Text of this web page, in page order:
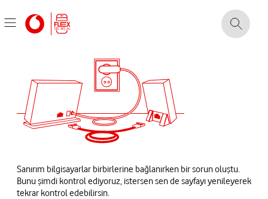
Sanırım bilgisayarlar birbirlerine bağlanırken bir sorun oluştu.
Bunu şimdi kontrol ediyoruz, istersen sen de sayfayı yenileyerek
tekrar kontrol edebilirsin.